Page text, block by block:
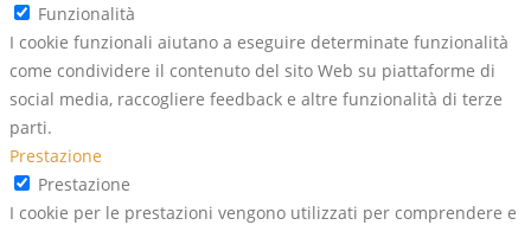
Funzionalità
I cookie funzionali aiutano a eseguire determinate funzionalità
come condividere il contenuto del sito Web su piattaforme di
social media, raccogliere feedback e altre funzionalità di terze
parti.
Prestazione
Prestazione
I cookie per le prestazioni vengono utilizzati per comprendere e